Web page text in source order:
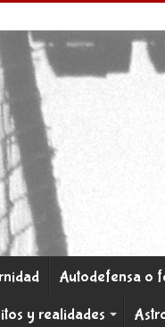
Autodefensa o
y realidades